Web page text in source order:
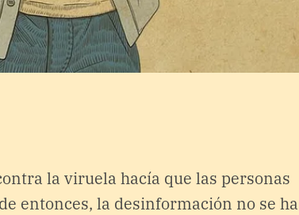
la viruela hacía que las personas
entonces, la desinformación no se ha